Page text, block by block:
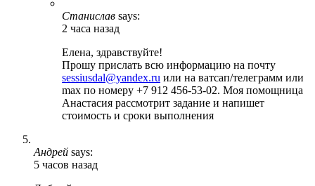
Станислав says:
2 часа назад
Елена, здравствуйте!
Прошу прислать всю информацию на почту
sessiusdal@yandex.ru или на ватсап/телеграмм или
max по номеру +7 912 456-53-02. Моя помощница
Анастасия рассмотрит задание и напишет
стоимость и сроки выполнения
Андрей says:
5 часов назад